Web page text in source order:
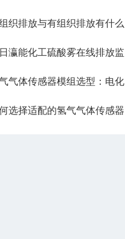
织排放与有组织排放有什么不同？
能化工硫酸雾在线排放监测气体分析仪（SK7500-H2SO4-F系列）
体传感器模组选型：电化学、催化燃烧与热导对比
选择适配的氢气气体传感器模组？